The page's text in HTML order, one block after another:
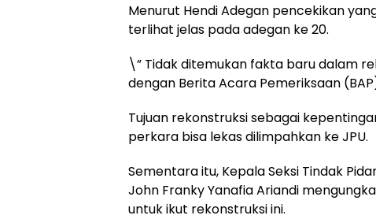
Menurut Hendi Adegan pencekikan
terlihat jelas pada adegan ke 20.
\” Tidak ditemukan fakta baru dalam
dengan Berita Acara Pemeriksaan
Tujuan rekonstruksi sebagai
perkara bisa lekas dilimpahkan ke JPU.
Sementara itu, Kepala Seksi Tindak
John Franky Yanafia Ariandi
untuk ikut rekonstruksi ini.